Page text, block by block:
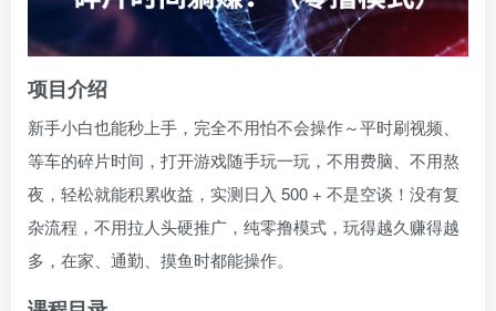
项目介绍
新手小白也能秒上手，完全不用怕不会操作～平时刷视频、
等车的碎片时间，打开游戏随手玩一玩，不用费脑、不用熬
夜，轻松就能积累收益，实测日入 500 + 不是空谈！没有复
杂流程，不用拉人头硬推广，纯零撸模式，玩得越久赚得越
多，在家、通勤、摸鱼时都能操作。